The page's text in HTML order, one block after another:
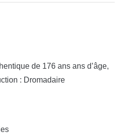
de 176 ans ans d’âge,
: Dromadaire